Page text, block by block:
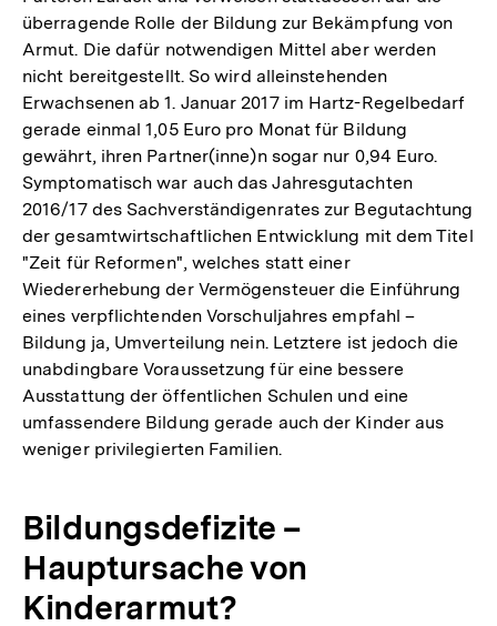
überragende Rolle der Bildung zur Bekämpfung von
Armut. Die dafür notwendigen Mittel aber werden
nicht bereitgestellt. So wird alleinstehenden
Erwachsenen ab 1. Januar 2017 im Hartz-Regelbedarf
gerade einmal 1,05 Euro pro Monat für Bildung
gewährt, ihren Partner(inne)n sogar nur 0,94 Euro.
Symptomatisch war auch das Jahresgutachten
2016/17 des Sachverständigenrates zur Begutachtung
der gesamtwirtschaftlichen Entwicklung mit dem Titel
"Zeit für Reformen", welches statt einer
Wiedererhebung der Vermögensteuer die Einführung
eines verpflichtenden Vorschuljahres empfahl –
Bildung ja, Umverteilung nein. Letztere ist jedoch die
unabdingbare Voraussetzung für eine bessere
Ausstattung der öffentlichen Schulen und eine
umfassendere Bildung gerade auch der Kinder aus
weniger privilegierten Familien.
Bildungsdefizite –
Hauptursache von
Kinderarmut?